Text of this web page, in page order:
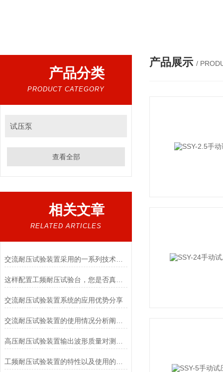
产品分类
PRODUCT CATEGORY
试压泵
查看全部
相关文章
RELATED ARTICLES
交流耐压试验装置采用的一系列技术要点注意事项
这样配置工频耐压试验台，您是否真的满意了？
交流耐压试验装置系统的应用优势分享
产品展示 /